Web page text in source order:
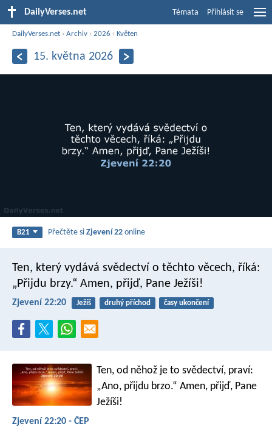
DailyVerses.net Témata Přihlásit se
DailyVerses.net ›Archiv ›2026 ›Květen
15. května 2026
B21 Přečtěte siZjevení 22 online
Ten, který vydává svědectví o těchto věcech, říká:
„Přijdu brzy.“ Amen, přijď, Pane Ježíši!
Zjevení 22:20 Ježíš druhý příchod časy ukončení
Ten, od něhož je to svědectví, praví:
„Ano, přijdu brzo.“ Amen, přijď, Pane
Ježíši!
Zjevení 22:20 - ČEP